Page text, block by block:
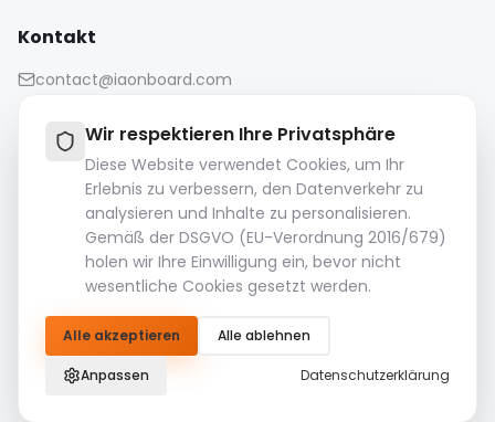
Wir respektieren Ihre Privatsphäre
Diese Website verwendet Cookies, um Ihr
Erlebnis zu verbessern, den Datenverkehr zu
analysieren und Inhalte zu personalisieren.
Gemäß der DSGVO (EU-Verordnung 2016/679)
holen wir Ihre Einwilligung ein, bevor nicht
wesentliche Cookies gesetzt werden.
Alle akzeptieren Alle ablehnen
Anpassen Datenschutzerklärung
Kontakt
contact@iaonboard.com
Aufbewahrungsrichtlinie:
Mediendateien (Bilder, Videos, Audiodateien usw.) werden
14 Tage lang aufbewahrt.
speichern Sie sie.
© 2026 IAOnboard. Alle Rechte vorbehalten.